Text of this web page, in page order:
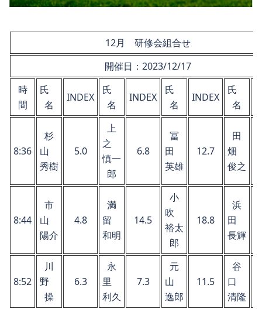
12月 研修会組合せ
開催日：2023/12/17
時
間
氏
名
INDEX
氏
名
INDEX
氏
名
INDEX
氏
名
8:36
杉
山
秀樹
5.0
上
之
慎一
郎
6.8
冨
田
英雄
12.7
田
畑
俊之
8:44
市
山
陽介
4.8
満
留
和明
14.5
小
吹
裕太
郎
18.8
浜
田
長輝
8:52
川
野
操
6.3
永
里
利久
7.3
元
山
逸郎
11.5
谷
口
清隆